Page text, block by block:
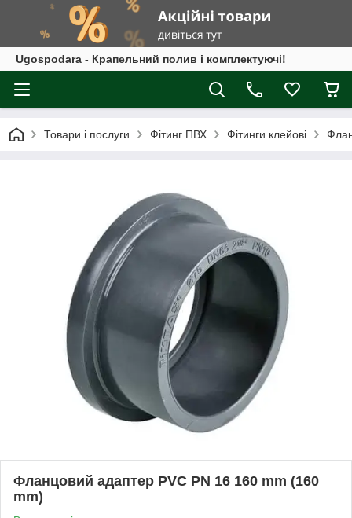
Ugospodara - Крапельний полив і комплектуючі!
Товари і послуги Фітинг ПВХ Фітинги клейові
Фланцовий адаптер PVC PN 16 160 mm (160
mm)